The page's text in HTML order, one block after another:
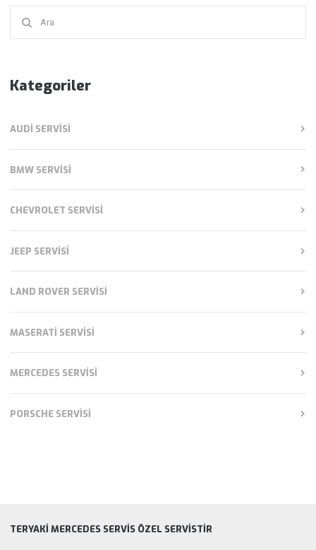
Kategoriler
AUDI SERVISI
BMW SERVISI
CHEVROLET SERVISI
JEEP SERVISI
LAND ROVER SERVISI
MASERATI SERVISI
MERCEDES SERVISI
PORSCHE SERVISI
TERYAKI MERCEDES SERVIS ÖZEL SERVISTIR